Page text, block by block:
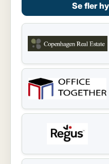
Se fler